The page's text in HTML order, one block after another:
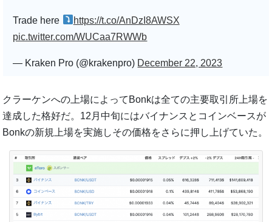
Trade here
https://t.co/AnDzI8AWSX
pic.twitter.com/WUCaa7RWWb
— Kraken Pro (@krakenpro) December 22, 2023
クラーケンへの上場によってBonkは全ての主要取引所上場を
達成した格好だ。12月中旬にはバイナンスとコインベースが
Bonkの新規上場を実施しその価格をさらに押し上げていた。